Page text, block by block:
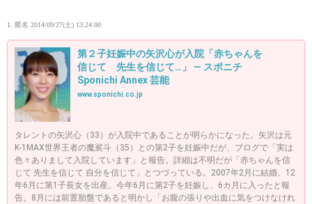
1. 匿名 2014/09/27(土) 13:24:00
第２子妊娠中の矢沢心が入院「赤ちゃんを
信じて 先生を信じて…」 ― スポニチ
Sponichi Annex 芸能
www.sponichi.co.jp
タレントの矢沢心（33）が入院中であることが明らかになった。矢沢は元
K-1MAX世界王者の魔裟斗（35）との第2子を妊娠中だが、ブログで「実は
色々ありまして入院しています」と報告。詳細は不明だが「赤ちゃんを信
じて 先生を信じて 自分を信じて」とつづっている。2007年2月に結婚、12
年6月に第1子長女を出産。今年6月に第2子を妊娠し、6カ月に入ったと報
告。8月には前置胎盤であると明かし「お腹の張りや出血に気をつけなけれ